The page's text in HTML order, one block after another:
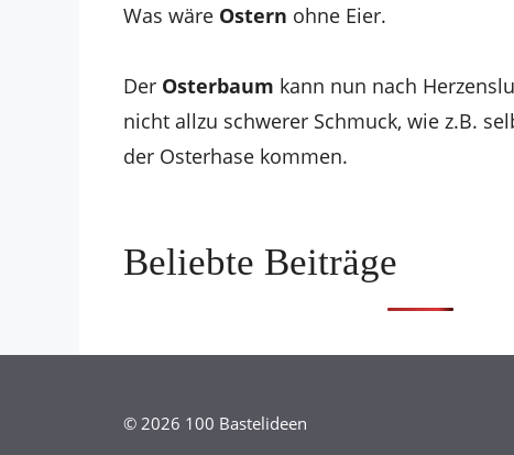
Was wäre Ostern ohne Eier.
Der Osterbaum kann nun nach
nicht allzu schwerer Schmuck, wie z.B.
der Osterhase kommen.
Beliebte Beiträge
© 2026 100 Bastelideen